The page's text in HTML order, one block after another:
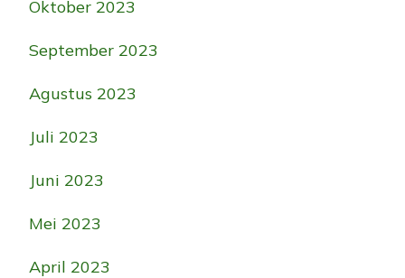
Oktober 2023
September 2023
Agustus 2023
Juli 2023
Juni 2023
Mei 2023
April 2023